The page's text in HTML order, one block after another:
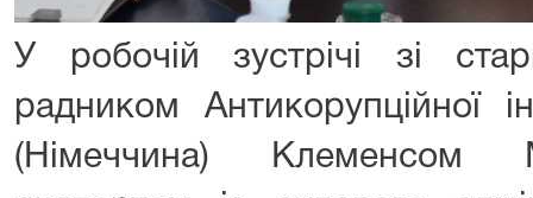
У робочій зустрічі зі
радником Антикорупційної
(Німеччина) Клеменсом